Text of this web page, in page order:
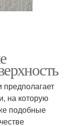
предполагает
на которую
подобные